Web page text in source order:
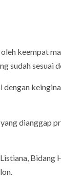
keempat
sudah sesuai
dianggap